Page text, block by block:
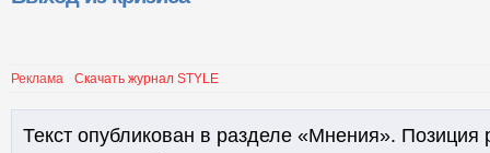
Реклама Скачать журнал STYLE
Текст опубликован в разделе «Мнения». Позиция